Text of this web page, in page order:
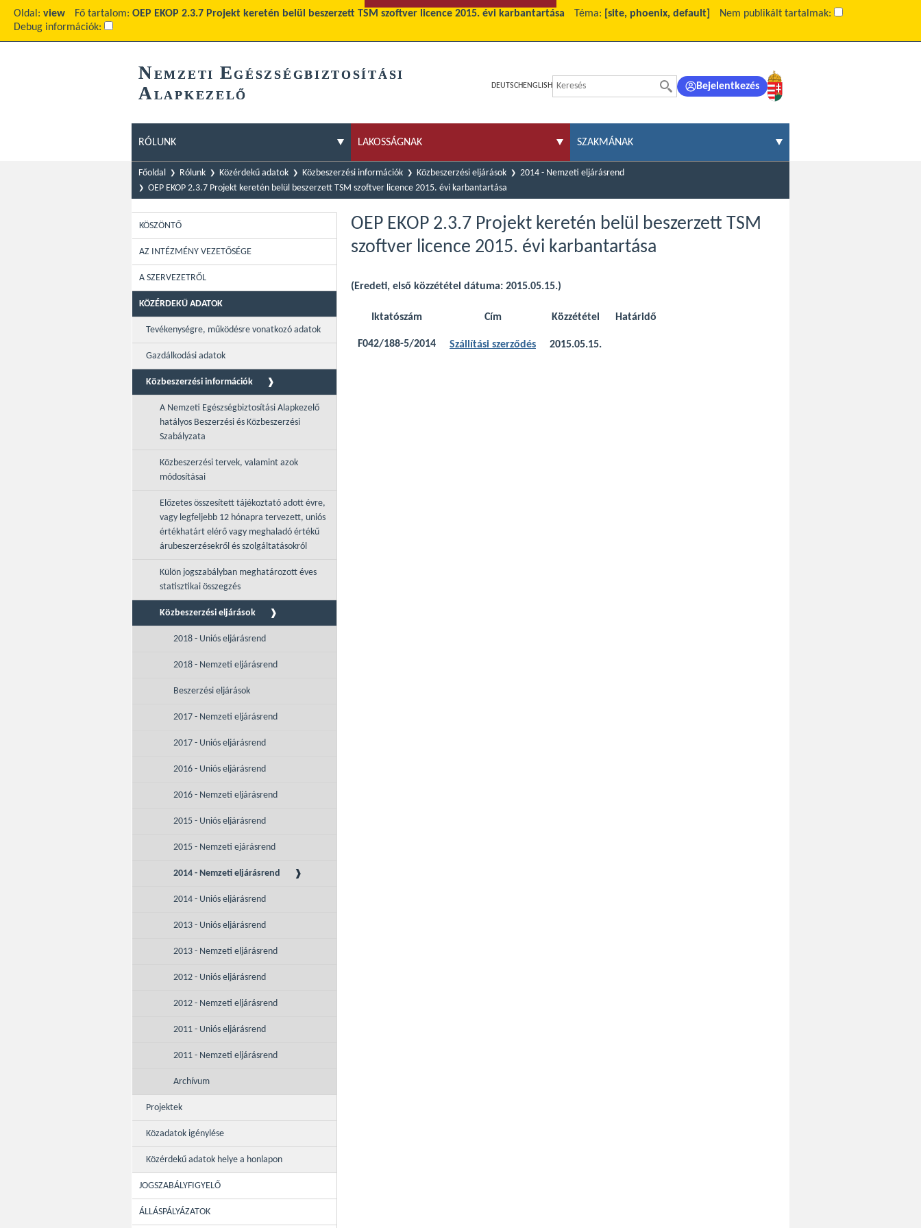
Oldal: view Fő tartalom: OEP EKOP 2.3.7 Projekt keretén belül beszerzett TSM szoftver licence 2015. évi karbantartása Téma: [site, phoenix, default]
Nem publikált tartalmak:
Debug információk:
NEMZETI EGÉSZSÉGBIZTOSÍTÁSI
ALAPKEZELŐ
DEUTSCH ENGLISH Bejelentkezés
RÓLUNK LAKOSSÁGNAK SZAKMÁNAK
Főoldal Rólunk Közérdekű adatok Közbeszerzési információk Közbeszerzési eljárások
2014 - Nemzeti eljárásrend
OEP EKOP 2.3.7 Projekt keretén belül beszerzett TSM szoftver licence 2015. évi karbantartása
KÖSZÖNTŐ
AZ INTÉZMÉNY VEZETŐSÉGE
A SZERVEZETRŐL
KÖZÉRDEKŰ ADATOK
Tevékenységre, működésre vonatkozó adatok
Gazdálkodási adatok
Közbeszerzési információk
A Nemzeti Egészségbiztosítási Alapkezelő
hatályos Beszerzési és Közbeszerzési
Szabályzata
Közbeszerzési tervek, valamint azok
módosításai
Előzetes összesített tájékoztató adott évre,
vagy legfeljebb 12 hónapra tervezett, uniós
értékhatárt elérő vagy meghaladó értékű
árubeszerzésekről és szolgáltatásokról
Külön jogszabályban meghatározott éves
statisztikai összegzés
Közbeszerzési eljárások
2018 - Uniós eljárásrend
2018 - Nemzeti eljárásrend
Beszerzési eljárások
2017 - Nemzeti eljárásrend
2017 - Uniós eljárásrend
2016 - Uniós eljárásrend
2016 - Nemzeti eljárásrend
2015 - Uniós eljárásrend
2015 - Nemzeti ejárásrend
2014 - Nemzeti eljárásrend
2014 - Uniós eljárásrend
2013 - Uniós eljárásrend
2013 - Nemzeti eljárásrend
2012 - Uniós eljárásrend
2012 - Nemzeti eljárásrend
2011 - Uniós eljárásrend
2011 - Nemzeti eljárásrend
Archívum
Projektek
Közadatok igénylése
Közérdekű adatok helye a honlapon
JOGSZABÁLYFIGYELŐ
ÁLLÁSPÁLYÁZATOK
OEP EKOP 2.3.7 Projekt keretén belül beszerzett TSM
szoftver licence 2015. évi karbantartása
(Eredeti, első közzététel dátuma: 2015.05.15.)
Iktatószám Cím Közzététel Határidő
F042/188-5/2014 Szállítási szerződés 2015.05.15.